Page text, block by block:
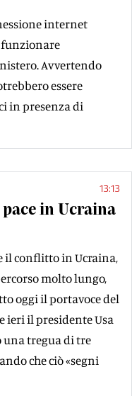
internet
funzionare
Avvertendo
essere
in presenza di
13:13
in Ucraina
il conflitto in Ucraina,
molto lungo,
oggi il portavoce del
ieri il presidente Usa
tregua di tre
che ciò «segni